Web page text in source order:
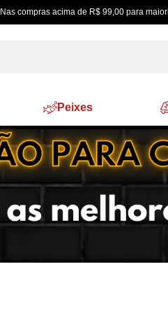
| Nas compras acima de R$ 99,00 para
Peixes